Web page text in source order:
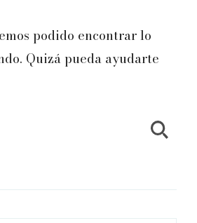
podido encontrar lo
Quizá pueda ayudarte